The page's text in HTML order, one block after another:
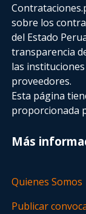
sobre los
del Estado
transparencia
las
proveedores.
Esta página
proporcionada
Más
Quienes Somos
Publicar